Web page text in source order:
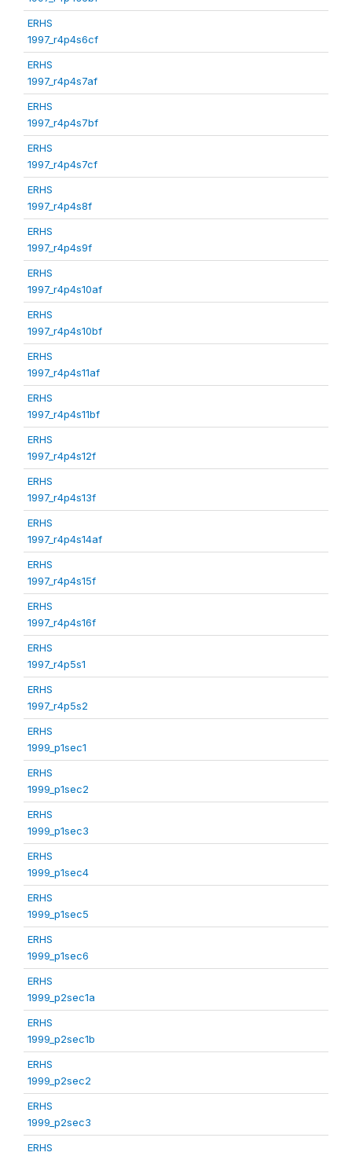
ERHS
1997_r4p4s6cf
ERHS
1997_r4p4s7af
ERHS
1997_r4p4s7bf
ERHS
1997_r4p4s7cf
ERHS
1997_r4p4s8f
ERHS
1997_r4p4s9f
ERHS
1997_r4p4s10af
ERHS
1997_r4p4s10bf
ERHS
1997_r4p4s11af
ERHS
1997_r4p4s11bf
ERHS
1997_r4p4s12f
ERHS
1997_r4p4s13f
ERHS
1997_r4p4s14af
ERHS
1997_r4p4s15f
ERHS
1997_r4p4s16f
ERHS
1997_r4p5s1
ERHS
1997_r4p5s2
ERHS
1999_p1sec1
ERHS
1999_p1sec2
ERHS
1999_p1sec3
ERHS
1999_p1sec4
ERHS
1999_p1sec5
ERHS
1999_p1sec6
ERHS
1999_p2sec1a
ERHS
1999_p2sec1b
ERHS
1999_p2sec2
ERHS
1999_p2sec3
ERHS